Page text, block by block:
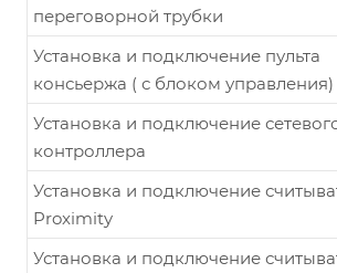
переговорной трубки
Установка и подключение пульта
консьержа ( с блоком управления)
Установка и подключение
контроллера
Установка и подключение
Proximity
Установка и подключение